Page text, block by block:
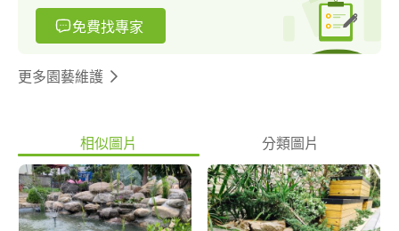
免費找專家
更多園藝維護
相似圖片 分類圖片